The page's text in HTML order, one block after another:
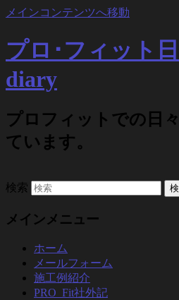
メインコンテンツへ移動
プロ･フィット
diary
プロフィットでの日
ています。
検索
メインメニュー
ホーム
メールフォーム
施工例紹介
PRO_Fit社外記